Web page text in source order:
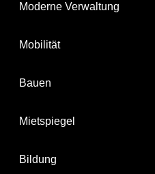
Moderne Verwaltung
Mobilität
Bauen
Mietspiegel
Bildung